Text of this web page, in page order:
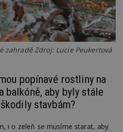
zahradě Zdroj: Lucie Peukertová
popínavé rostliny na
balkóně, aby byly stále
stavbám?
i o zeleň se musíme starat, aby